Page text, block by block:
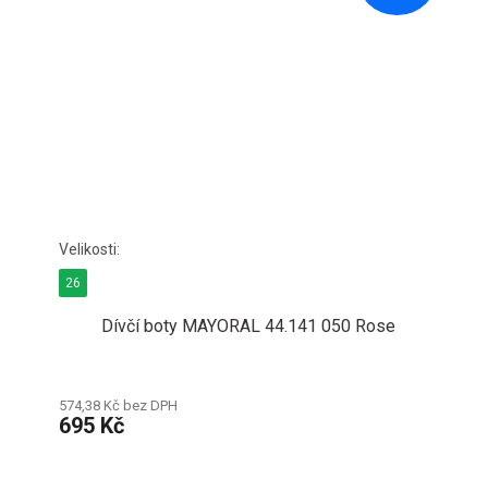
Dívčí boty MAYORAL 44.141 050 Rose
574,38 Kč bez DPH
695 Kč
26